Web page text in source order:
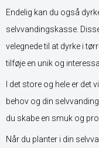
Endelig kan du også
selvvandingskasse.
velegnede til at dyrke i
tilføje en unik og
I det store og hele er det
behov og din
du skabe en smuk og
Når du planter i din